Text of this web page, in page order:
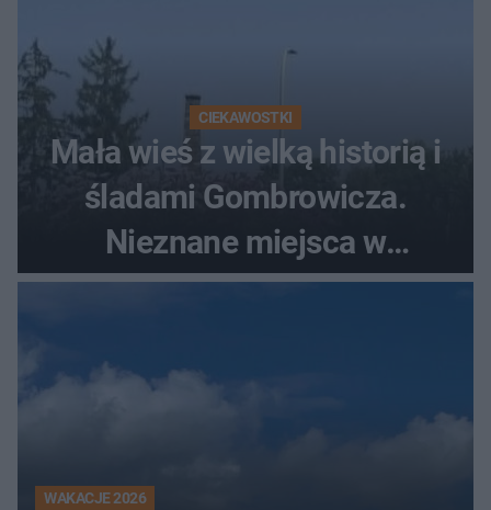
CIEKAWOSTKI
Mała wieś z wielką historią i
śladami Gombrowicza.
Nieznane miejsca w
Świętokrzyskiem
WAKACJE 2026